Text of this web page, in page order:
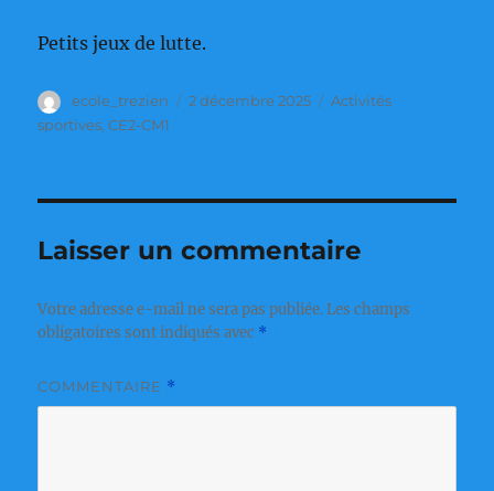
Petits jeux de lutte.
Auteur
ecole_trezien
Publié
2 décembre 2025 Catégories
Activités
sportives,CE2-CM1
Laisser un commentaire
Votre adresse e-mail ne sera pas publiée. Les champs
obligatoires sont indiqués avec *
COMMENTAIRE *